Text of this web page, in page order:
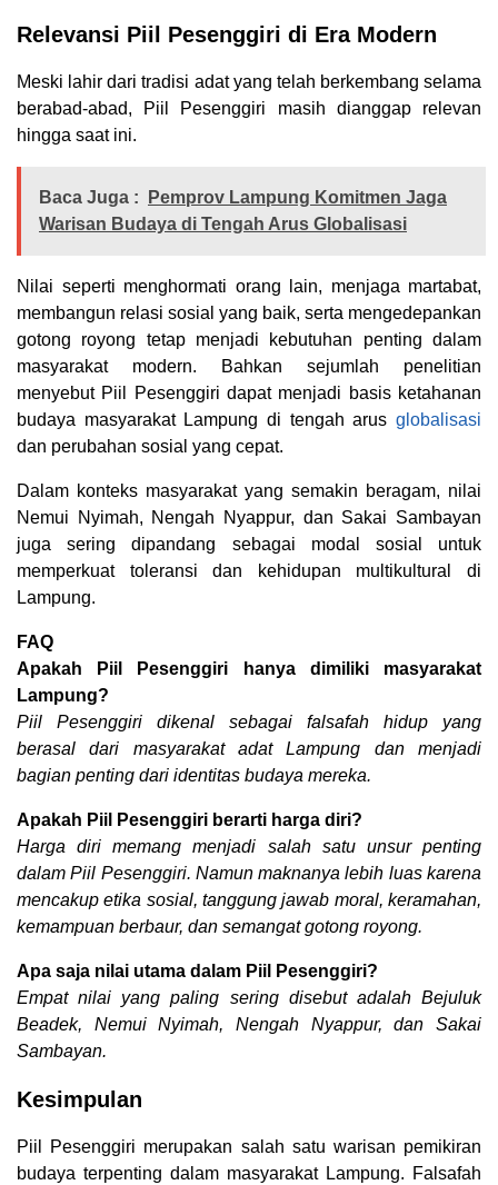
Relevansi Piil Pesenggiri di Era Modern
Meski lahir dari tradisi adat yang telah berkembang selama
berabad-abad, Piil Pesenggiri masih dianggap relevan
hingga saat ini.
Baca Juga :
Pemprov Lampung Komitmen Jaga
Warisan Budaya di Tengah Arus Globalisasi
Nilai seperti menghormati orang lain, menjaga martabat,
membangun relasi sosial yang baik, serta mengedepankan
gotong royong tetap menjadi kebutuhan penting dalam
masyarakat modern. Bahkan sejumlah penelitian
menyebut Piil Pesenggiri dapat menjadi basis ketahanan
budaya masyarakat Lampung di tengah arus globalisasi
dan perubahan sosial yang cepat.
Dalam konteks masyarakat yang semakin beragam, nilai
Nemui Nyimah, Nengah Nyappur, dan Sakai Sambayan
juga sering dipandang sebagai modal sosial untuk
memperkuat toleransi dan kehidupan multikultural di
Lampung.
FAQ
Apakah Piil Pesenggiri hanya dimiliki masyarakat
Lampung?
Piil Pesenggiri dikenal sebagai falsafah hidup yang
berasal dari masyarakat adat Lampung dan menjadi
bagian penting dari identitas budaya mereka.
Apakah Piil Pesenggiri berarti harga diri?
Harga diri memang menjadi salah satu unsur penting
dalam Piil Pesenggiri. Namun maknanya lebih luas karena
mencakup etika sosial, tanggung jawab moral, keramahan,
kemampuan berbaur, dan semangat gotong royong.
Apa saja nilai utama dalam Piil Pesenggiri?
Empat nilai yang paling sering disebut adalah Bejuluk
Beadek, Nemui Nyimah, Nengah Nyappur, dan Sakai
Sambayan.
Kesimpulan
Piil Pesenggiri merupakan salah satu warisan pemikiran
budaya terpenting dalam masyarakat Lampung. Falsafah